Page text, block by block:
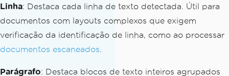
Linha: Destaca cada linha de texto detectada. Útil para
documentos com layouts complexos que exigem
verificação da identificação de linha, como ao processar
documentos escaneados
Parágrafo: Destaca blocos de texto inteiros agrupados